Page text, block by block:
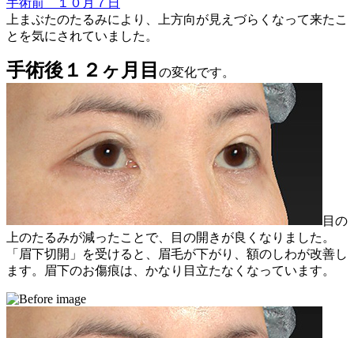
上まぶたのたるみにより、上方向が見えづらくなって来たこ
とを気にされていました。
手術後１２ヶ月目 の変化です。
目の
上のたるみが減ったことで、目の開きが良くなりました。
「眉下切開」を受けると、眉毛が下がり、額のしわが改善し
ます。眉下のお傷痕は、かなり目立たなくなっています。